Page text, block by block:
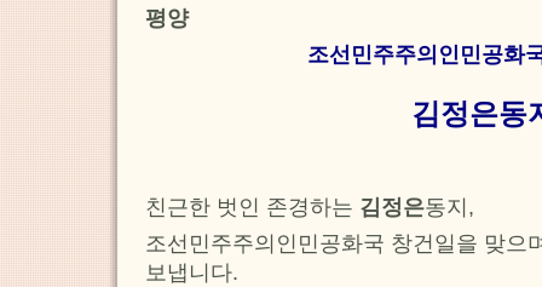
평양
조선민주주의인민공화
김정은동
친근한 벗인 존경하는 김정은동지,
조선민주주의인민공화국 창건일을 맞으
보냅니다.